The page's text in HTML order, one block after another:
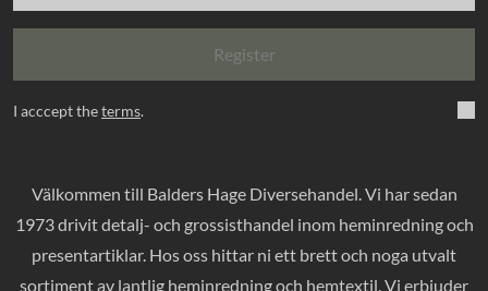
Register
I acccept theterms.
Välkommen till Balders Hage Diversehandel. Vi har sedan
1973 drivit detalj- och grossisthandel inom heminredning och
presentartiklar. Hos oss hittar ni ett brett och noga utvalt
sortiment av lantlig heminredning och hemtextil. Vi erbjuder